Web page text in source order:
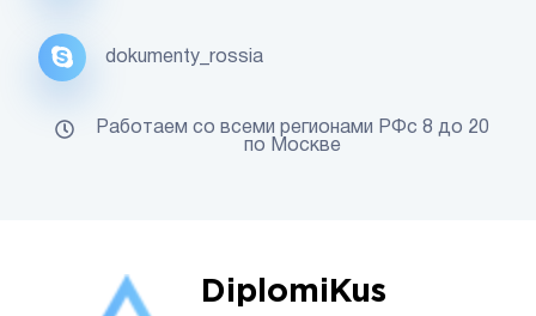
DiplomiKus
dokumenty_rossia
Работаем со всеми регионами РФс 8 до 20
по Москве